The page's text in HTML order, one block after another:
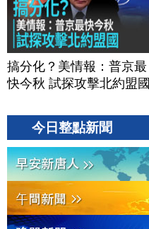
搞分化？美情報：普京最
快今秋 試探攻擊北約盟國
今日整點新聞